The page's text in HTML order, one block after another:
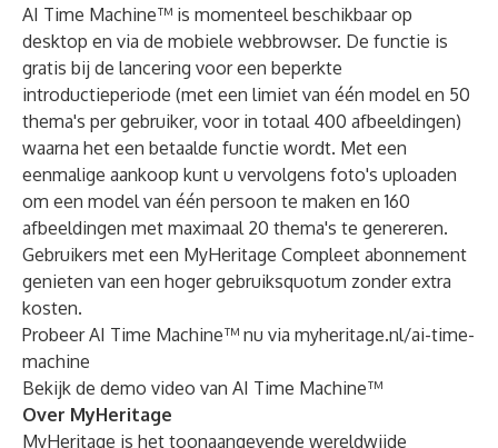
AI Time Machine™ is momenteel beschikbaar op
desktop en via de mobiele webbrowser. De functie is
gratis bij de lancering voor een beperkte
introductieperiode (met een limiet van één model en 50
thema's per gebruiker, voor in totaal 400 afbeeldingen)
waarna het een betaalde functie wordt. Met een
eenmalige aankoop kunt u vervolgens foto's uploaden
om een ​​model van één persoon te maken en 160
afbeeldingen met maximaal 20 thema's te genereren.
Gebruikers met een MyHeritage Compleet abonnement
genieten van een hoger gebruiksquotum zonder extra
kosten.
Probeer AI Time Machine™ nu via myheritage.nl/ai-time-
machine
Bekijk de demo video van AI Time Machine™
Over MyHeritage
MyHeritage is het toonaangevende wereldwijde